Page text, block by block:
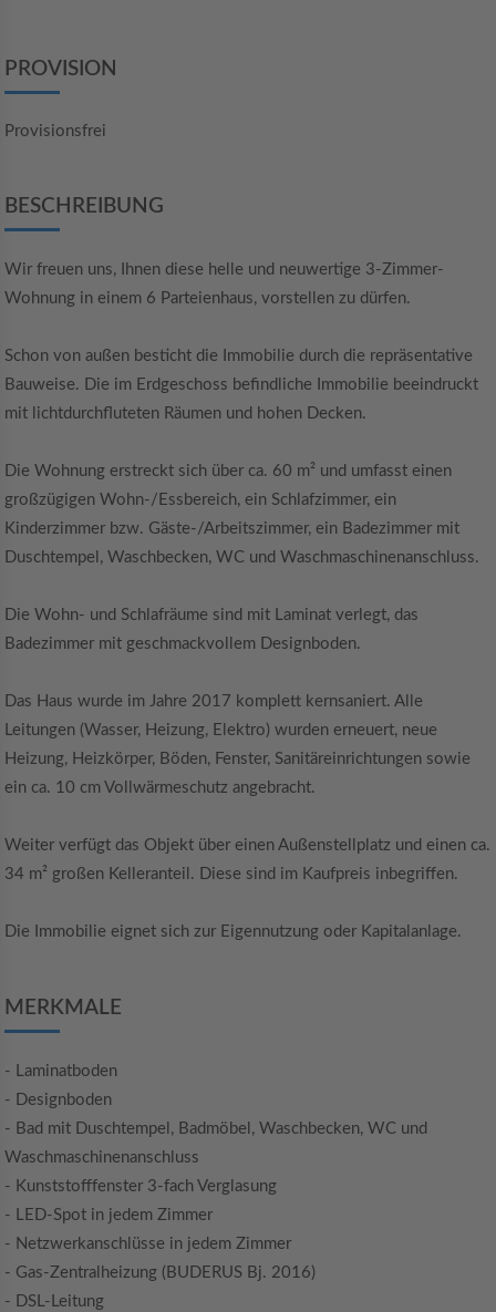
PROVISION
Provisionsfrei
BESCHREIBUNG
Wir freuen uns, Ihnen diese helle und neuwertige 3-Zimmer-
Wohnung in einem 6 Parteienhaus, vorstellen zu dürfen.
Schon von außen besticht die Immobilie durch die repräsentative
Bauweise. Die im Erdgeschoss befindliche Immobilie beeindruckt
mit lichtdurchfluteten Räumen und hohen Decken.
Die Wohnung erstreckt sich über ca. 60 m² und umfasst einen
großzügigen Wohn-/Essbereich, ein Schlafzimmer, ein
Kinderzimmer bzw. Gäste-/Arbeitszimmer, ein Badezimmer mit
Duschtempel, Waschbecken, WC und Waschmaschinenanschluss.
Die Wohn- und Schlafräume sind mit Laminat verlegt, das
Badezimmer mit geschmackvollem Designboden.
Das Haus wurde im Jahre 2017 komplett kernsaniert. Alle
Leitungen (Wasser, Heizung, Elektro) wurden erneuert, neue
Heizung, Heizkörper, Böden, Fenster, Sanitäreinrichtungen sowie
ein ca. 10 cm Vollwärmeschutz angebracht.
Weiter verfügt das Objekt über einen Außenstellplatz und einen ca.
34 m² großen Kelleranteil. Diese sind im Kaufpreis inbegriffen.
Die Immobilie eignet sich zur Eigennutzung oder Kapitalanlage.
MERKMALE
- Laminatboden
- Designboden
- Bad mit Duschtempel, Badmöbel, Waschbecken, WC und
Waschmaschinenanschluss
- Kunststofffenster 3-fach Verglasung
- LED-Spot in jedem Zimmer
- Netzwerkanschlüsse in jedem Zimmer
- Gas-Zentralheizung (BUDERUS Bj. 2016)
- DSL-Leitung